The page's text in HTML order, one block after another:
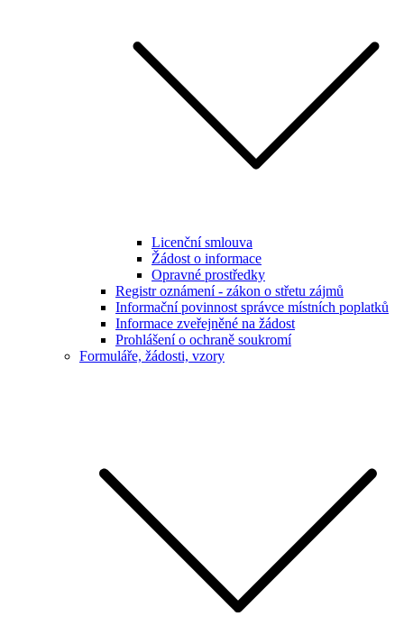
Licenční smlouva
Žádost o informace
Opravné prostředky
Registr oznámení - zákon o střetu zájmů
Informační povinnost správce místních poplatků
Informace zveřejněné na žádost
Prohlášení o ochraně soukromí
Formuláře, žádosti, vzory